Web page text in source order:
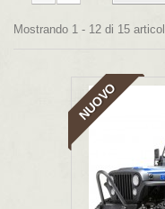
Mostrando 1 - 12 di 15
NUOVO